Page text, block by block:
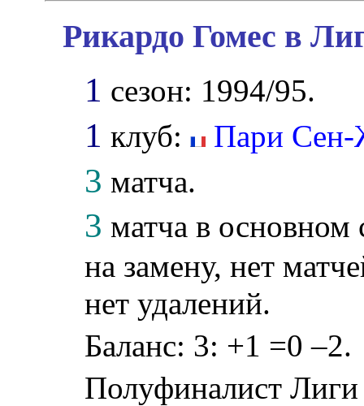
Рикардо Гомес в
1 сезон: 1994/95.
1 клуб: Пари
3 матча.
3 матча в основном
на замену, нет
нет удалений.
Баланс: 3: +1 =0 –2.
Полуфиналист